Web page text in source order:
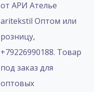
от АРИ Ателье
aritekstil Оптом или
розницу,
+79226990188. Товар
под заказ для
оптовых